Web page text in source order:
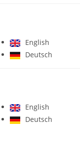
English
Deutsch
English
Deutsch